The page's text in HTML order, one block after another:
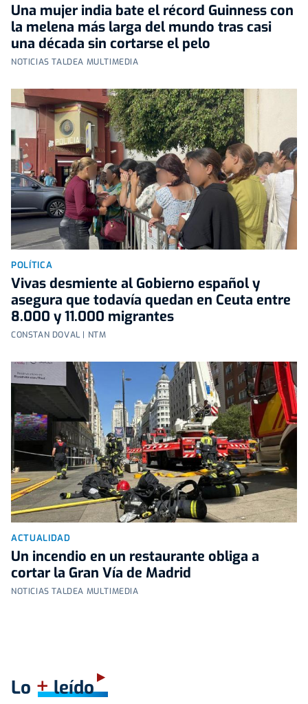
Una mujer india bate el récord Guinness con
la melena más larga del mundo tras casi
una década sin cortarse el pelo
NOTICIAS TALDEA MULTIMEDIA
POLÍTICA
Vivas desmiente al Gobierno español y
asegura que todavía quedan en Ceuta entre
8.000 y 11.000 migrantes
CONSTAN DOVAL | NTM
ACTUALIDAD
Un incendio en un restaurante obliga a
cortar la Gran Vía de Madrid
NOTICIAS TALDEA MULTIMEDIA
Lo +leído